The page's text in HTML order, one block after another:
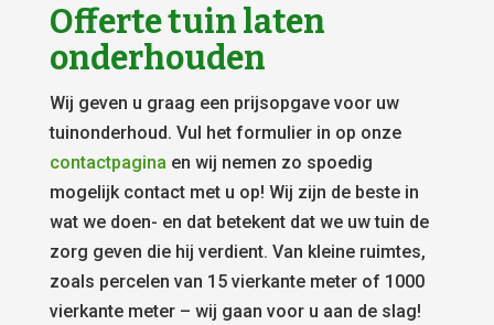
Offerte tuin laten
onderhouden
Wij geven u graag een prijsopgave voor uw
tuinonderhoud. Vul het formulier in op onze
contactpagina en wij nemen zo spoedig
mogelijk contact met u op! Wij zijn de beste in
wat we doen- en dat betekent dat we uw tuin de
zorg geven die hij verdient. Van kleine ruimtes,
zoals percelen van 15 vierkante meter of 1000
vierkante meter – wij gaan voor u aan de slag!